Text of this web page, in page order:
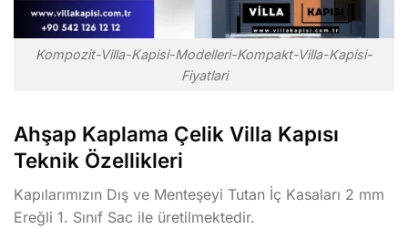
Kompozit-Villa-Kapisi-Modelleri-Kompakt-Villa-Kapisi-
Fiyatlari
Ahşap Kaplama Çelik Villa Kapısı
Teknik Özellikleri
Kapılarımızın Dış ve Menteşeyi Tutan İç Kasaları 2 mm
Ereğli 1. Sınıf Sac ile üretilmektedir.